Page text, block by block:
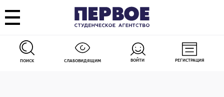
ПОИСК СЛАБОВИДЯЩИМ ВОЙТИ РЕГИСТРАЦИЯ